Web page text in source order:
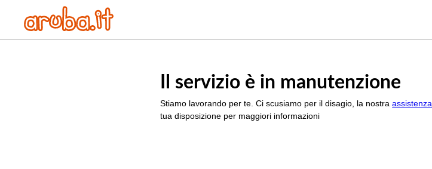
Il servizio è in manutenzione
Stiamo lavorando per te. Ci scusiamo per il disagio, la nostraassistenza
tua disposizione per maggiori informazioni